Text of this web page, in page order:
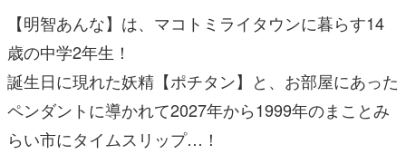
【明智あんな】は、マコトミライタウンに暮らす14
歳の中学2年生！
誕生日に現れた妖精【ポチタン】と、お部屋にあった
ペンダントに導かれて2027年から1999年のまことみ
らい市にタイムスリップ…！